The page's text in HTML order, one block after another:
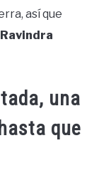
así que
Ravindra
una
que